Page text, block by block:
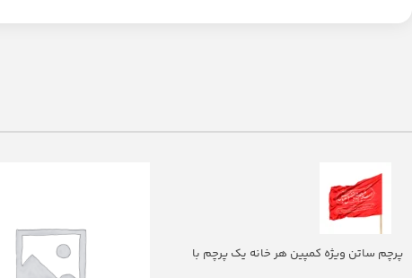
پرچم ساتن ویژه کمپین هر خانه یک پرچم با